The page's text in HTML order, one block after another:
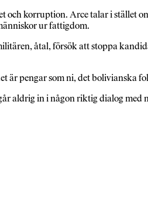
korruption. Arce talar i stället
ur fattigdom.
åtal, försök att stoppa
pengar som ni, det bolivianska
aldrig in i någon riktig dialog med